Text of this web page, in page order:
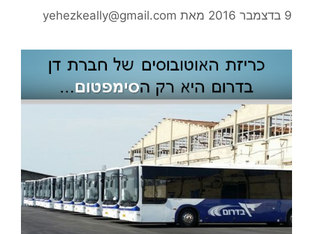
9 בדצמבר 2016 מאת yehezkeally@gmail.com